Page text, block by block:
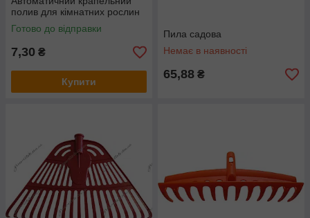
полив для кімнатних рослин
Готово до відправки
7,30 ₴
Купити
Пила садова
Немає в наявності
65,88 ₴